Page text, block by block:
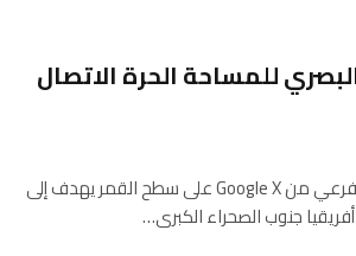
للمساحة الحرة الاتصال
بدأت Taara كمشروع فرعي من Google X على سطح القمر يهدف إلى
جنوب الصحراء الكبرى…